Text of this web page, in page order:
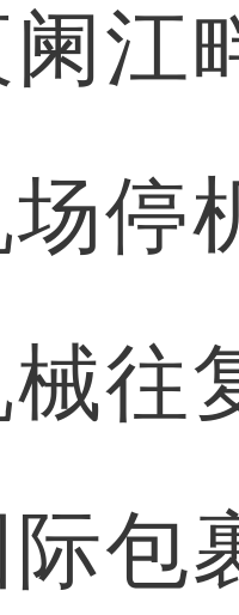
畔
场停
往
包